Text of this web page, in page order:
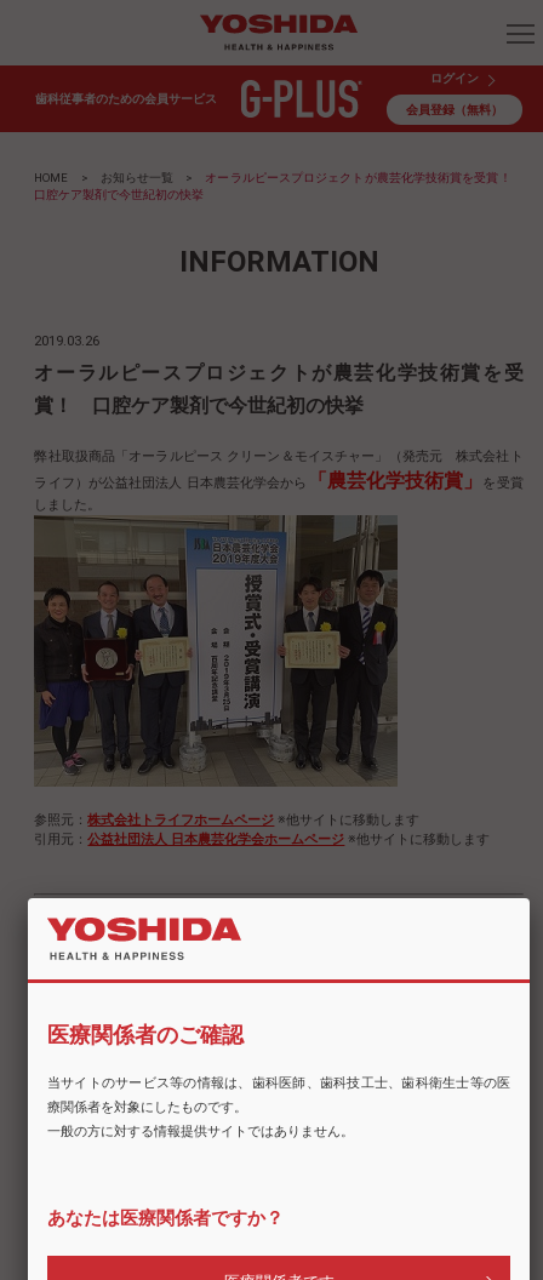
歯科従事者のための会員サービス
ログイン
会員登録（無料）
HOME > お知らせ一覧 >
オーラルピースプロジェクトが農芸化学技術賞を受賞！
⼝腔ケア製剤で今世紀初の快挙
INFORMATION
2019.03.26
オーラルピースプロジェクトが農芸化学技術賞を受
賞！ ⼝腔ケア製剤で今世紀初の快挙
弊社取扱商品「オーラルピース クリーン＆モイスチャー」（発売元 株式会社ト
ライフ）が公益社団法人 ⽇本農芸化学会から
「農芸化学技術賞」
を受賞
しました。
参照元：株式会社トライフホームページ ※他サイトに移動します
引用元：公益社団法人 ⽇本農芸化学会ホームページ ※他サイトに移動します